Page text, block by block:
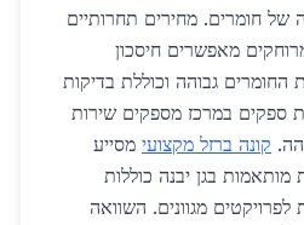
חומרים. מחירים תחרותיים
מאפשרים חיסכון
החומרים גבוהה וכוללת בדיקות
ספקים במרכז מספקים שירות
קונה ברזל מקצועי מסייע
בגן יבנה כוללות
מגוונים. השוואה